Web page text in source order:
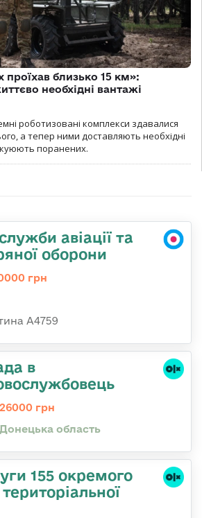
проїхав близько 15 км»:
необхідні вантажі
роботизовані комплекси здавалися
а тепер ними доставляють необхідні
поранених.
авіації та
оборони
грн
А4759
в
грн
область
155 окремого